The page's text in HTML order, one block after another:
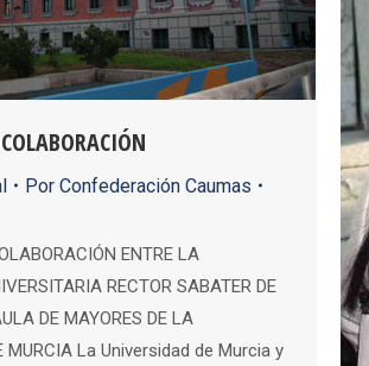
Por Confederación Caumas
ENTRE LA
RECTOR SABATER DE
DE MAYORES DE LA
MURCIA La Universidad de Murcia y